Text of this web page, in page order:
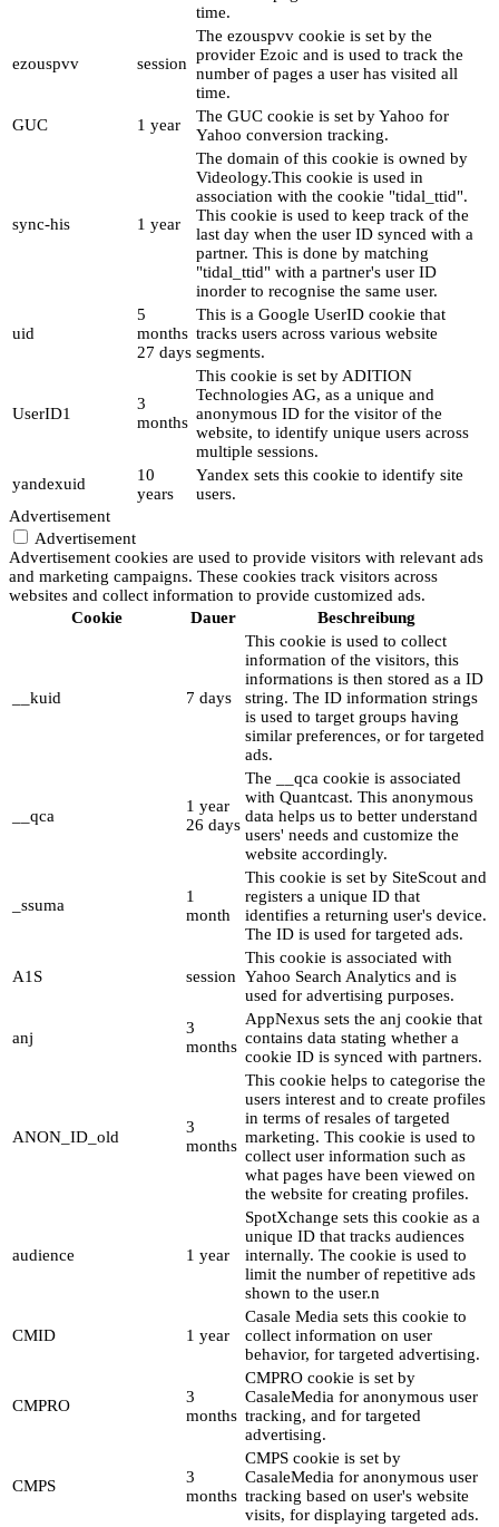
time.
ezouspvv session
The ezouspvv cookie is set by the
provider Ezoic and is used to track the
number of pages a user has visited all
time.
GUC
1 year
The GUC cookie is set by Yahoo for
Yahoo conversion tracking.
sync-his 1 year
The domain of this cookie is owned by
Videology.This cookie is used in
association with the cookie "tidal_ttid".
This cookie is used to keep track of the
last day when the user ID synced with a
partner. This is done by matching
"tidal_ttid" with a partner's user ID
inorder to recognise the same user.
uid
5
months
27 days
This is a Google UserID cookie that
tracks users across various website
segments.
UserID1
3
months
This cookie is set by ADITION
Technologies AG, as a unique and
anonymous ID for the visitor of the
website, to identify unique users across
multiple sessions.
yandexuid
10
years
Yandex sets this cookie to identify site
users.
Advertisement
Advertisement
Advertisement cookies are used to provide visitors with relevant ads
and marketing campaigns. These cookies track visitors across
websites and collect information to provide customized ads.
Cookie
Dauer Beschreibung
__kuid 7 days
This cookie is used to collect
information of the visitors, this
informations is then stored as a ID
string. The ID information strings
is used to target groups having
similar preferences, or for targeted
ads.
__qca
1 year
26 days
The __qca cookie is associated
with Quantcast. This anonymous
data helps us to better understand
users' needs and customize the
website accordingly.
_ssuma
1
month
This cookie is set by SiteScout and
registers a unique ID that
identifies a returning user's device.
The ID is used for targeted ads.
A1S session
This cookie is associated with
Yahoo Search Analytics and is
used for advertising purposes.
anj
3
months
AppNexus sets the anj cookie that
contains data stating whether a
cookie ID is synced with partners.
ANON_ID_old
3
months
This cookie helps to categorise the
users interest and to create profiles
in terms of resales of targeted
marketing. This cookie is used to
collect user information such as
what pages have been viewed on
the website for creating profiles.
audience 1 year
SpotXchange sets this cookie as a
unique ID that tracks audiences
internally. The cookie is used to
limit the number of repetitive ads
shown to the user.n
CMID 1 year
Casale Media sets this cookie to
collect information on user
behavior, for targeted advertising.
CMPRO
3
months
CMPRO cookie is set by
CasaleMedia for anonymous user
tracking, and for targeted
advertising.
CMPS
3
months
CMPS cookie is set by
CasaleMedia for anonymous user
tracking based on user's website
visits, for displaying targeted ads.